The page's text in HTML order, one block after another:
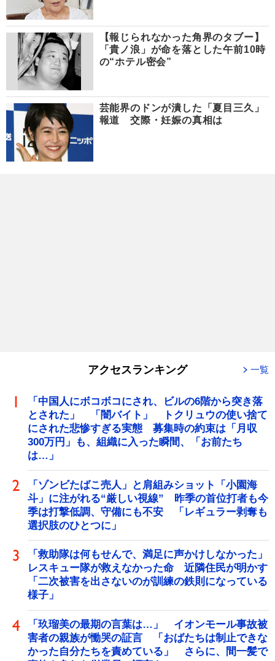
【報じられなかった角界のタブー】
「貴ノ浪」が命を落とした午前10時
の“ホテル密会”
芸能界のドンが潰した「夏目三久」
報道 交際・妊娠の真相は
アクセスランキング 一覧
「中国人にボコボコにされ、ビルの6階から突き落
とされた」 「闇バイト」 トクリュウの使い捨て
にされた悲惨すぎる実態 募集時の約束は「月収
300万円」も、組織に入った瞬間、「お前たち
は…」
「ゾンビたばこ売人」と肩組みショット「小園海
斗」に注がれる“厳しい視線” 昨季の首位打者も今
季は打撃低調、守備にも不安 「レギュラー剥奪も
選択肢のひとつに」
「救助隊は何もせんで、満足に声かけしなかった」
レスキュー隊が救えなかった命 近隣住民が明かす
「二次被害を出さないのが訓練の鉄則になっている
様子」
「玖瑠美の最期の言葉は…」 イオンモール事故被
害者の親族が慟哭の証言 「おばたちは制止できな
かった自分たちを責めている」 さらに、間一髪で